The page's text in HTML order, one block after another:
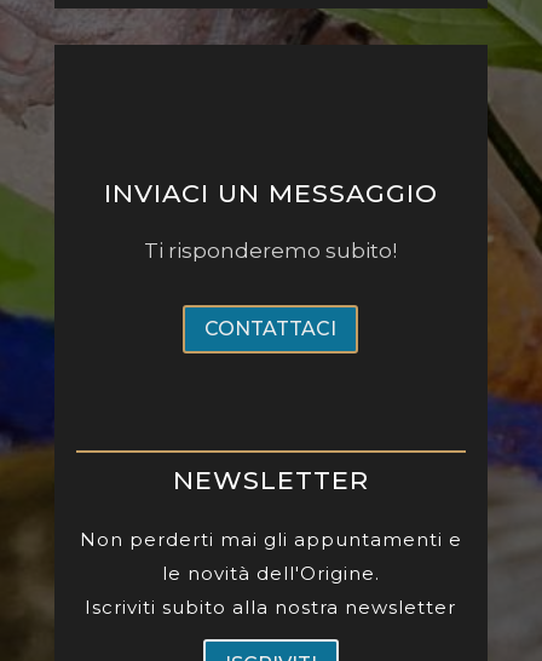
INVIACI UN MESSAGGIO
Ti risponderemo subito!
CONTATTACI
NEWSLETTER
Non perderti mai gli appuntamenti e
le novità dell'Origine.
Iscriviti subito alla nostra newsletter